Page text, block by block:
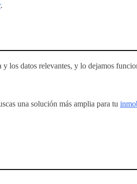
.
los datos relevantes, y lo dejamos
una solución más amplia para tu